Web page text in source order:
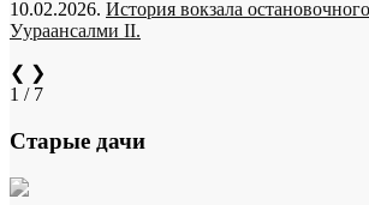
10.02.2026. История вокзала
Уураансалми II.
❮ ❯
1 / 7
Старые дачи